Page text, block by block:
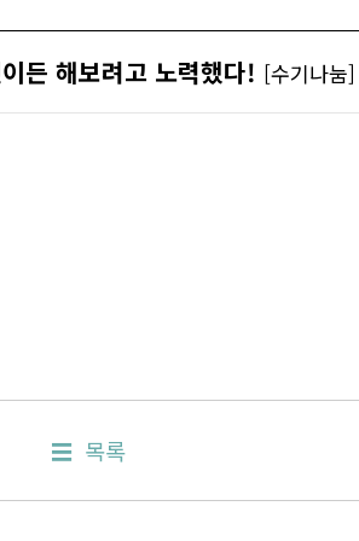
든 해보려고 노력했다! [수기나눔]
목록